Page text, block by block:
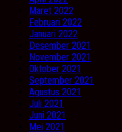
Maret 2022
Februari 2022
Januari 2022
Desember 2021
November 2021
Oktober 2021
September 2021
Agustus 2021
Juli 2021
Juni 2021
Mei 2021